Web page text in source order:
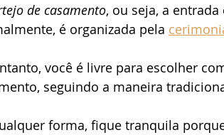
Espaço de casamento
Fotógrafo de casamento Musicistas
Vestido de noiva São
de casamento, ou seja, a
é organizada pela
você é livre para escolher
seguindo a maneira
forma, fique tranquila